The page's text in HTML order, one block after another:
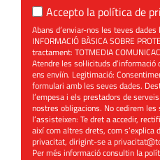
Accepto la política de
Abans d’enviar-nos les teves
INFORMACIÓ BÀSICA SOBRE
tractament: TOTMEDIA
Atendre les sol·licituds
ens enviïn. Legitimació:
formulari amb les seves dades.
l’empesa i els prestadors de
nostres obligacions. No cedirem
l’assisteixen: Te dret a accedir,
així com altres drets, com
privacitat, dirigint-se a
Per més informació consultin la